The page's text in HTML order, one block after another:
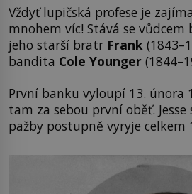
Vždyť lupičská profese je
mnohem víc! Stává se
jeho starší bratr Frank
bandita Cole Younger
První banku vyloupí 13. února
tam za sebou první oběť.
pažby postupně vyryje celkem